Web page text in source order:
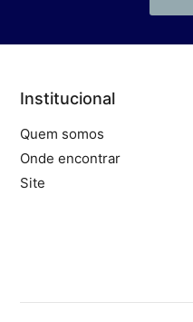
Institucional
Quem somos
Onde encontrar
Site